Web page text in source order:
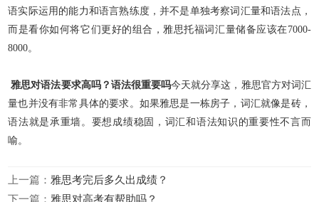
语实际运用的能力和语言熟练度，并不是单独考察词汇量和语法点，
而是看你如何将它们更好的组合，雅思托福词汇量储备应该在7000-
8000。
雅思对语法要求高吗？语法很重要吗今天就分享这，雅思官方对词汇
量也并没有非常具体的要求。如果雅思是一栋房子，词汇就像是砖，
语法就是承重墙。要想成绩稳固，词汇和语法知识的重要性不言而
喻。
上一篇： 雅思考完后多久出成绩？
下一篇： 雅思对高考有帮助吗？